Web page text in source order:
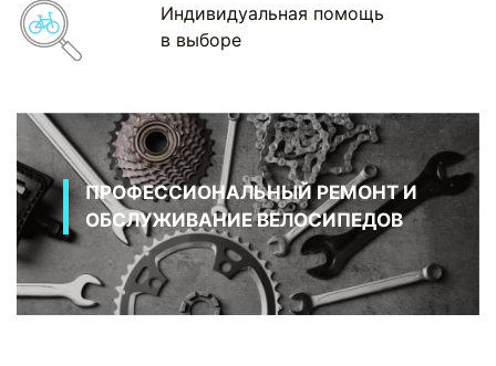
Индивидуальная помощь
в выборе
ПРОФЕССИОНАЛЬНЫЙ РЕМОНТ И
ОБСЛУЖИВАНИЕ ВЕЛОСИПЕДОВ